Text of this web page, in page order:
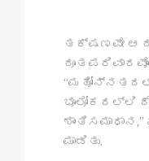
ತಕ್ಷಣವೇ ಆ
ಭೂಲೋಕದಲ್ಲಿ
ಮಾಡಿತು.